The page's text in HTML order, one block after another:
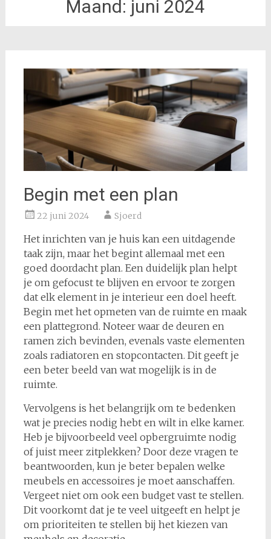
Maand: juni 2024
Begin met een plan
22 juni 2024 Sjoerd
Het inrichten van je huis kan een uitdagende
taak zijn, maar het begint allemaal met een
goed doordacht plan. Een duidelijk plan helpt
je om gefocust te blijven en ervoor te zorgen
dat elk element in je interieur een doel heeft.
Begin met het opmeten van de ruimte en maak
een plattegrond. Noteer waar de deuren en
ramen zich bevinden, evenals vaste elementen
zoals radiatoren en stopcontacten. Dit geeft je
een beter beeld van wat mogelijk is in de
ruimte.
Vervolgens is het belangrijk om te bedenken
wat je precies nodig hebt en wilt in elke kamer.
Heb je bijvoorbeeld veel opbergruimte nodig
of juist meer zitplekken? Door deze vragen te
beantwoorden, kun je beter bepalen welke
meubels en accessoires je moet aanschaffen.
Vergeet niet om ook een budget vast te stellen.
Dit voorkomt dat je te veel uitgeeft en helpt je
om prioriteiten te stellen bij het kiezen van